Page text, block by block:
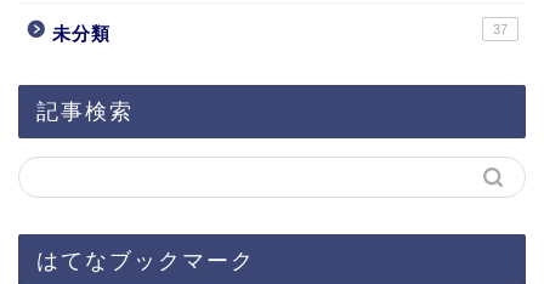
未分類 37
記事検索
はてなブックマーク